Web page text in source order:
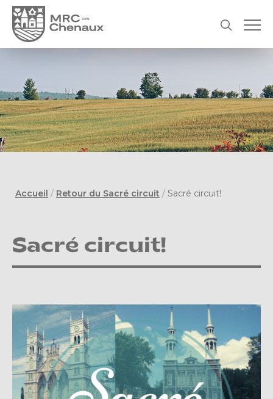
Accueil / Retour du Sacré circuit / Sacré circuit!
Sacré circuit!